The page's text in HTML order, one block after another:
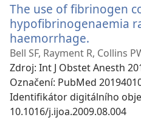
The use of fibrinogen
hypofibrinogenaemia
haemorrhage.
nové
okno)
Bell SF, Rayment R, Collins
Zdroj‎: Int J Obstet Anesth
Označení‎: PubMed
Identifikátor digitálního
10.1016/j.ijoa.2009.08.004